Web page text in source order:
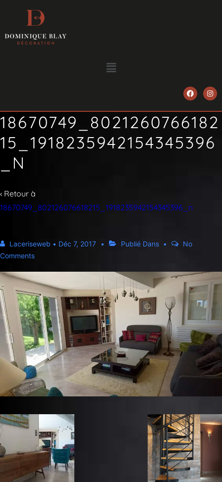
18670749_8021260766182
15_1918235942154345396
_N
‹ Retour à
18670749_802126076618215_1918235942154345396_n
Laceriseweb • Déc 7, 2017 Publié Dans
No
Comments